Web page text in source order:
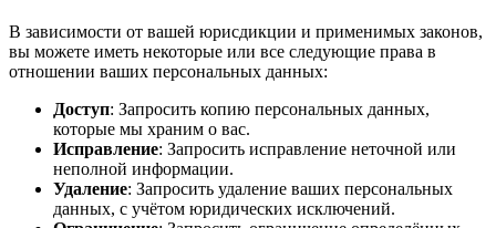
В зависимости от вашей юрисдикции и применимых законов,
вы можете иметь некоторые или все следующие права в
отношении ваших персональных данных:
Доступ: Запросить копию персональных данных,
которые мы храним о вас.
Исправление: Запросить исправление неточной или
неполной информации.
Удаление: Запросить удаление ваших персональных
данных, с учётом юридических исключений.